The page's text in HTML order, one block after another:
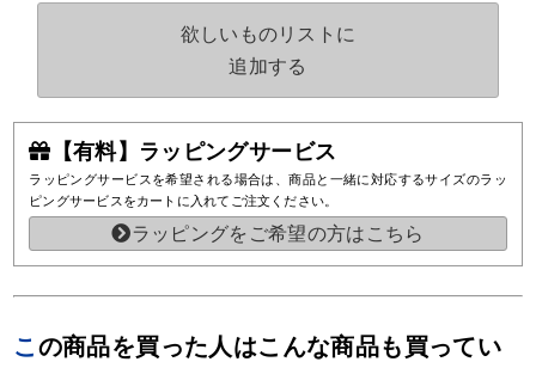
【有料】ラッピングサービス
ラッピングサービスを希望される場合は、商品と一緒に対応するサイズのラッ
ピングサービスをカートに入れてご注文ください。
ラッピングをご希望の方はこちら
欲しいものリストに
追加する
この商品を買った人はこんな商品も買ってい